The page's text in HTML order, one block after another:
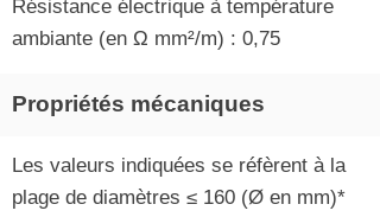
Résistance électrique à température
ambiante (en Ω mm²/m) : 0,75
Propriétés mécaniques
Les valeurs indiquées se réfèrent à la
plage de diamètres ≤ 160 (Ø en mm)*